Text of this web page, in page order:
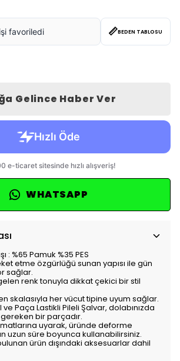
favoriledi 📏BEDEN TABLOSU
Gelince Haber Ver
WHATSAPP
: %65 Pamuk %35 PES
etme özgürlüğü sunan yapısı ile gün
sağlar.
renk tonuyla dikkat çekici bir stil
skalasıyla her vücut tipine uyum sağlar.
ve Paça Lastikli Pileli Şalvar, dolabınızda
bir parçadır.
uyarak, üründe deforme
uzun süre boyunca kullanabilirsiniz.
ürün dışındaki aksesuarlar dahil